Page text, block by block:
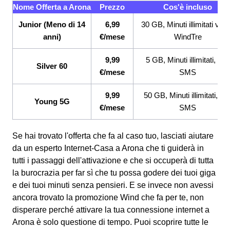
Nome Offerta a Arona Prezzo
Cos'è incluso
Junior (Meno di 14
anni)
6,99
€/mese
30 GB, Minuti illimitati
WindTre
Silver 60
9,99
€/mese
5 GB, Minuti illimitati, 200
SMS
Young 5G
9,99
€/mese
50 GB, Minuti illimitati,
SMS
Se hai trovato l'offerta che fa al caso tuo, lasciati aiutare
da un esperto Internet-Casa a Arona che ti guiderà in
tutti i passaggi dell'attivazione e che si occuperà di tutta
la burocrazia per far sì che tu possa godere dei tuoi giga
e dei tuoi minuti senza pensieri. E se invece non avessi
ancora trovato la promozione Wind che fa per te, non
disperare perché attivare la tua connessione internet a
Arona è solo questione di tempo. Puoi scoprire tutte le